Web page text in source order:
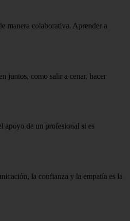
manera colaborativa. Aprender a
juntos, como salir a cenar, hacer
apoyo de un profesional si es
la confianza y la empatía es la